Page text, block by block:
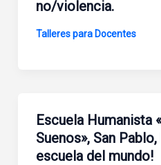
no/violencia.
Talleres para Docentes
Escuela Humanista
Suenos», San
escuela del mundo!